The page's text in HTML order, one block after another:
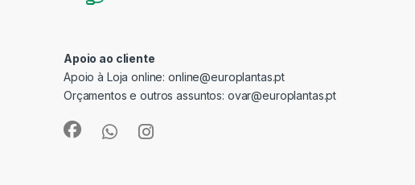
Apoio ao cliente
Apoio à Loja online:online@europlantas.pt
Orçamentos e outros assuntos: ovar@europlantas.pt